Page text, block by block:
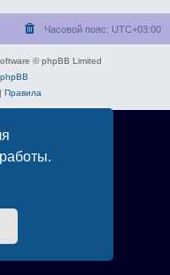
Часовой пояс: UTC+03:00
© phpBB Limited
Правила